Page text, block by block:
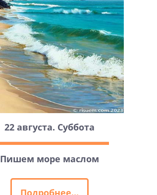
22 августа. Суббота
Пишем море маслом
Подробнее...